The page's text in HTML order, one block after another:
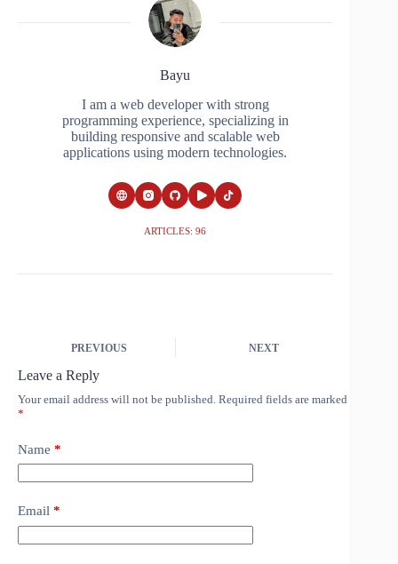
Bayu
I am a web developer with strong
programming experience, specializing in
building responsive and scalable web
applications using modern technologies.
ARTICLES: 96
PREVIOUS NEXT
Leave a Reply
Your email address will not be published. Required fields are marked
*
Name *
Email *